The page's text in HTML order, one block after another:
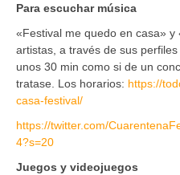
Para escuchar música
«Festival me quedo en casa»
artistas, a través de sus
unos 30 min como si de un
tratase. Los horarios: https://
casa-festival/
https://twitter.com/
4?s=20
Juegos y videojuegos